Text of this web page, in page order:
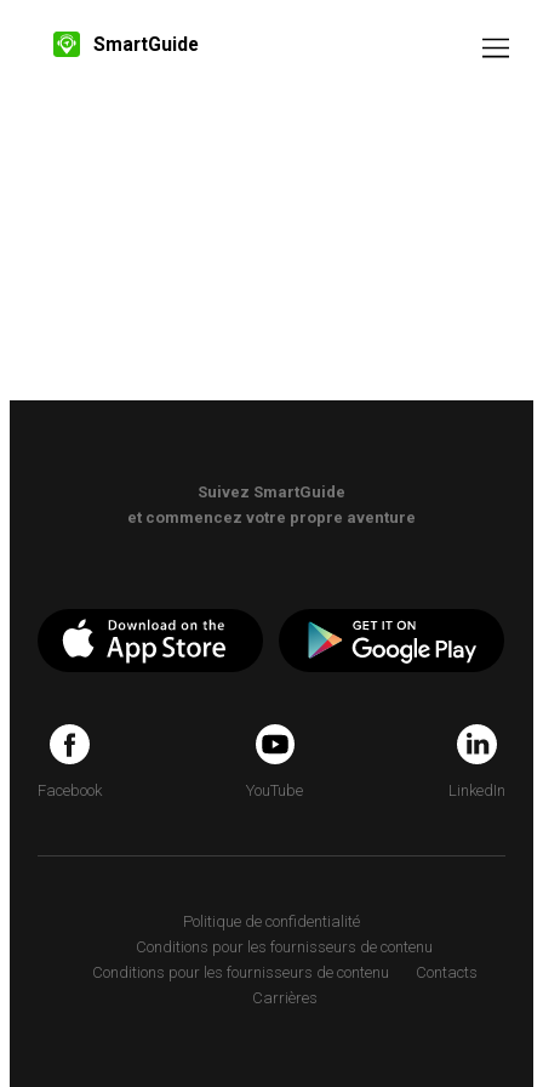
SmartGuide
Suivez SmartGuide
et commencez votre propre aventure
Facebook YouTube LinkedIn
Politique de confidentialité
Conditions pour les fournisseurs de contenu
Conditions pour les fournisseurs de contenu
Contacts
Carrières